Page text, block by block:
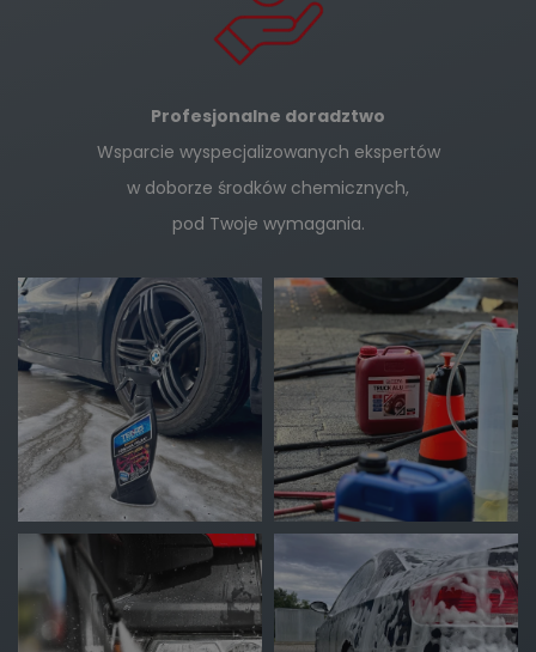
Profesjonalne doradztwo
Wsparcie wyspecjalizowanych ekspertów
w doborze środków chemicznych,
pod Twoje wymagania.